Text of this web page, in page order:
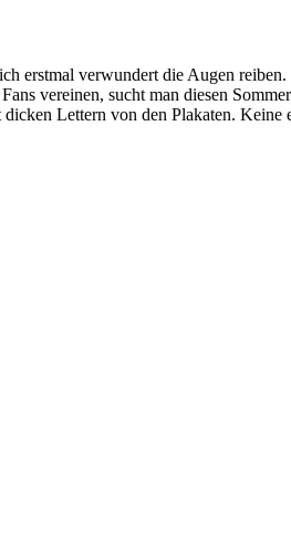
erstmal verwundert die Augen
vereinen, sucht man diesen
Lettern von den Plakaten. Keine